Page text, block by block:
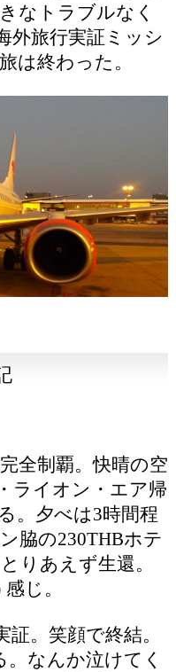
なトラブルなく
外旅行実証ミッシ
は終わった。
全制覇。快晴の空
ライオン・エア帰
。夕べは3時間程
脇の230THBホテ
りあえず生還。
じ。
。笑顔で終結。
なんか泣けてく